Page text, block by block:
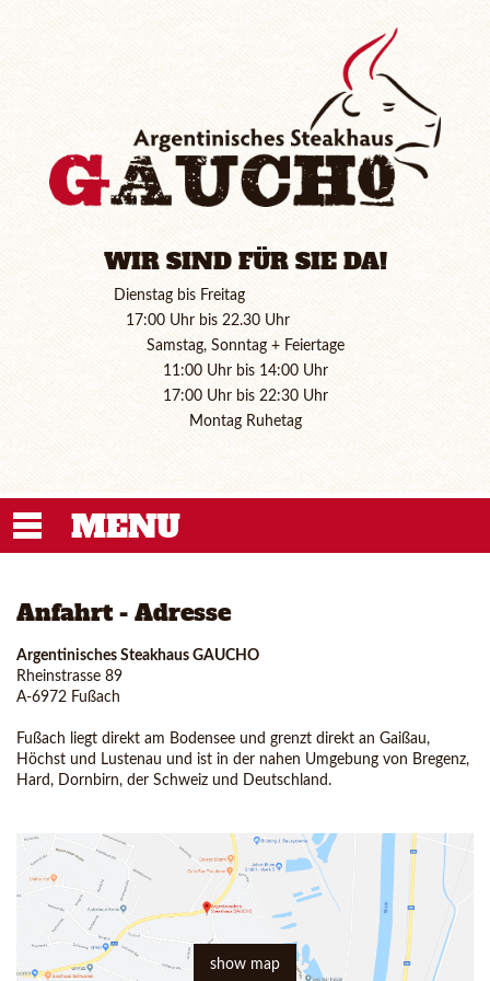
WIR SIND FÜR SIE DA!
Dienstag bis Freitag
17:00 Uhr bis 22.30 Uhr
Samstag, Sonntag + Feiertage
11:00 Uhr bis 14:00 Uhr
17:00 Uhr bis 22:30 Uhr
Montag Ruhetag
MENU
Anfahrt - Adresse
Argentinisches Steakhaus GAUCHO
Rheinstrasse 89
A-6972 Fußach
Fußach liegt direkt am Bodensee und grenzt direkt an Gaißau,
Höchst und Lustenau und ist in der nahen Umgebung von Bregenz,
Hard, Dornbirn, der Schweiz und Deutschland.
show map